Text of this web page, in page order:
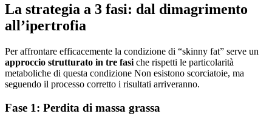
La strategia a 3 fasi: dal dimagrimento
all’ipertrofia
Per affrontare efficacemente la condizione di “skinny fat” serve un
approccio strutturato in tre fasi che rispetti le particolarità
metaboliche di questa condizione Non esistono scorciatoie, ma
seguendo il processo corretto i risultati arriveranno.
Fase 1: Perdita di massa grassa